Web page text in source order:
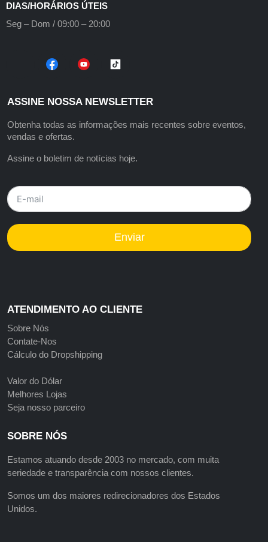
DIAS/HORÁRIOS ÚTEIS
Seg – Dom / 09:00 – 20:00
ASSINE NOSSA NEWSLETTER
Obtenha todas as informações mais recentes sobre eventos,
vendas e ofertas.
Assine o boletim de notícias hoje.
Enviar
ATENDIMENTO AO CLIENTE
Sobre Nós
Contate-Nos
Cálculo do Dropshipping
Valor do Dólar
Melhores Lojas
Seja nosso parceiro
SOBRE NÓS
Estamos atuando desde 2003 no mercado, com muita
seriedade e transparência com nossos clientes.
Somos um dos maiores redirecionadores dos Estados
Unidos.